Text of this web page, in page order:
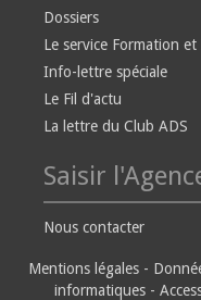
Dossiers
Le service Formation
Info-lettre spéciale
Le Fil d'actu
La lettre du Club ADS
Saisir
Nous contacter
Mentions légales -
informatiques -